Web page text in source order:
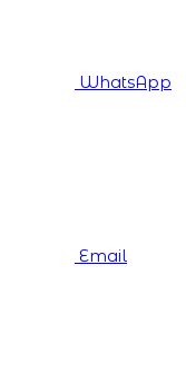
WhatsApp
Email